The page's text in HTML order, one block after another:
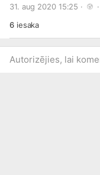
Alphabet) 🎦 Medus
(Gods of Molenbeek)
31. aug 2020 15:25 · ·
6iesaka
Autorizējies, lai